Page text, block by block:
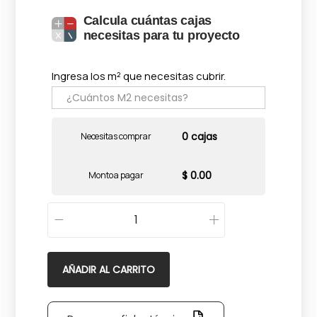
Calcula cuántas cajas
necesitas para tu proyecto
Ingresa los m² que necesitas cubrir.
Necesitas comprar 0 cajas
Monto a pagar $ 0.00
o
l
o
AÑADIR AL CARRITO